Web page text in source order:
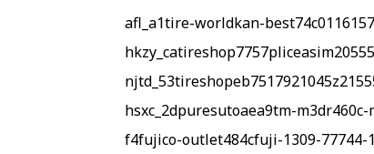
afl_a1tire-worldkan-
hsxc_2dpuresutoaea9tm-m3dr460c-
f4fujico-outlet484cfuji-1309-77744-